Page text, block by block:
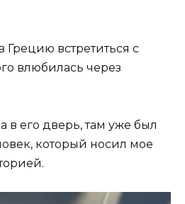
Грецию встретиться с
влюбилась через
в его дверь, там уже был
который носил мое